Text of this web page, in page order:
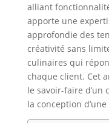
alliant
apporte une
approfondie des
créativité sans
culinaires qui
chaque client. Cet
le savoir-faire
la conception